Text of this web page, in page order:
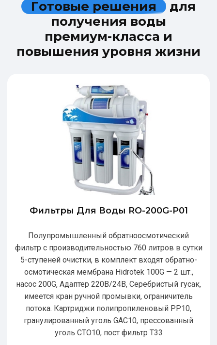
Готовые решения для
получения воды
премиум-класса и
повышения уровня жизни
Фильтры Для Воды RO-200G-P01
Полупромышленный обратноосмотический
фильтр с производительностью 760 литров в сутки
5-ступеней очистки, в комплект входят обратно-
осмотическая мембрана Hidrotek 100G — 2 шт.,
насос 200G, Адаптер 220В/24В, Серебристый гусак,
имеется кран ручной промывки, ограничитель
потока. Картриджи полипропиленовый РР10,
гранулированный уголь GAC10, прессованный
уголь CTO10, пост фильтр T33